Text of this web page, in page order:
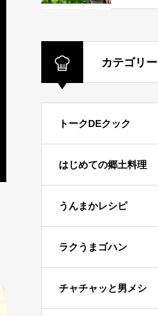
カテゴリー
トークDEクック
はじめての郷土料理
うんまかレシピ
ラクうまゴハン
チャチャッと男メシ